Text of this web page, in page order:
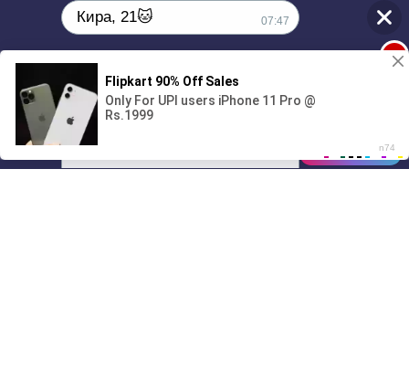
01/07
00:00
Кира, 21🐱 07:47
Поиграешь со мной? 💖🐾
07:47
1